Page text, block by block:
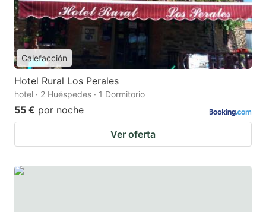
Calefacción
Hotel Rural Los Perales
hotel · 2 Huéspedes · 1 Dormitorio
55 € por noche
Ver oferta